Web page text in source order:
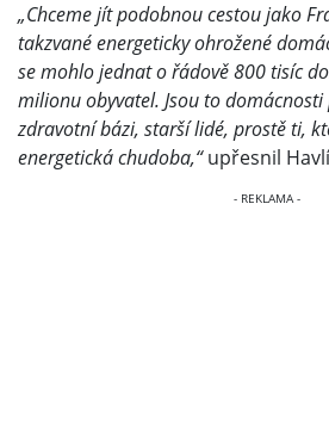
„Chceme jít podobnou cestou jako
takzvané energeticky ohrožené
se mohlo jednat o řádově 800 tisíc
milionu obyvatel. Jsou to
zdravotní bázi, starší lidé, prostě ti,
energetická chudoba,“upřesnil